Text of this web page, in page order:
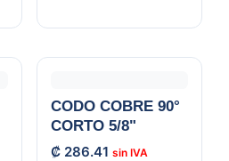
CODO COBRE 90°
CORTO 5/8"
₡ 286.41